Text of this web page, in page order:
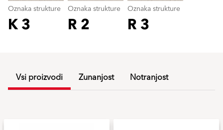
Oznaka strukture
K 3
Oznaka strukture
R 2
Oznaka strukture
R 3
Vsi proizvodi Zunanjost Notranjost